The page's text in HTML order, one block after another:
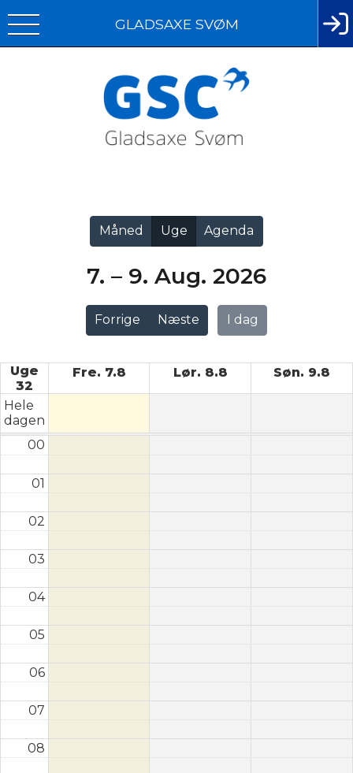
GLADSAXE SVØM
Forrige Næste I dag
7. – 9. Aug. 2026
Måned Uge Agenda
Uge
32
Fre. 7.8 Lør. 8.8 Søn. 9.8
Hele
dagen
00
01
02
03
04
05
06
07
08